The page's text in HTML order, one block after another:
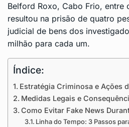
Belford Roxo, Cabo Frio, entre
resultou na prisão de quatro
judicial de bens dos
milhão para cada um.
Índice:
Estratégia Criminosa e Ações
Medidas Legais e
Como Evitar Fake News
Linha do Tempo: 3 Passos